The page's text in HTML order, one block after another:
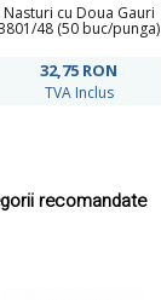
Nasturi cu Doua Gauri
48 (50 buc/punga)
32,75 RON
TVA Inclus
recomandate